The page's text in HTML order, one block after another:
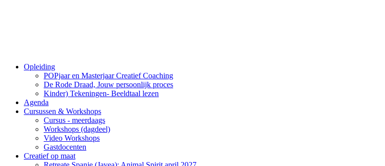
Opleiding
POPjaar en Masterjaar Creatief Coaching
De Rode Draad, Jouw persoonlijk proces
Kinder) Tekeningen- Beeldtaal lezen
Agenda
Cursussen & Workshops
Cursus - meerdaags
Workshops (dagdeel)
Video Workshops
Gastdocenten
Creatief op maat